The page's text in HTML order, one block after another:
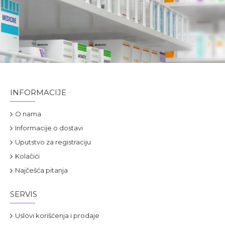
INFORMACIJE
O nama
Informacije o dostavi
Uputstvo za registraciju
Kolačići
Najčešća pitanja
SERVIS
Uslovi korišćenja i prodaje